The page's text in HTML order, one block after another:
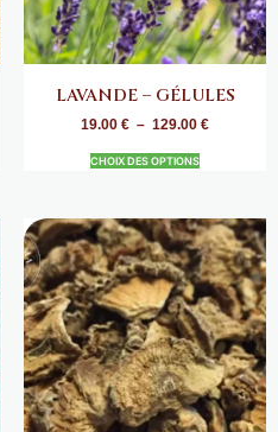
LAVANDE – GÉLULES
19.00 € – 129.00 €
CHOIX DES OPTIONS